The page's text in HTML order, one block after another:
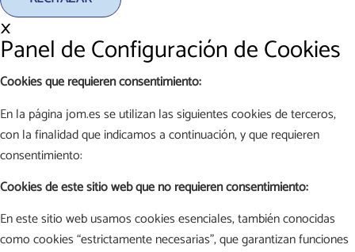
×
Panel de Configuración de Cookies
Cookies que requieren consentimiento:
En la página jom.es se utilizan las siguientes cookies de terceros,
con la finalidad que indicamos a continuación, y que requieren
consentimiento:
Cookies de este sitio web que no requieren consentimiento:
En este sitio web usamos cookies esenciales, también conocidas
como cookies “estrictamente necesarias”, que garantizan funciones